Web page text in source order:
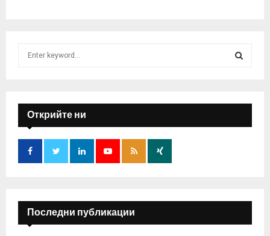
f
o
:
E
A
H
Открийте ни
Последни публикации